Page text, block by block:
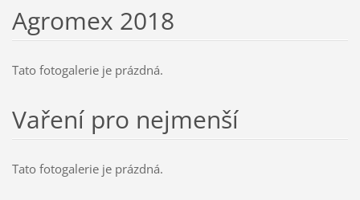
Agromex 2018
Tato fotogalerie je prázdná.
Vaření pro nejmenší
Tato fotogalerie je prázdná.